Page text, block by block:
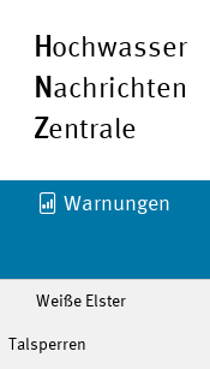
Hochwasser
Nachrichten
Zentrale
Warnungen
Weiße Elster
Talsperren